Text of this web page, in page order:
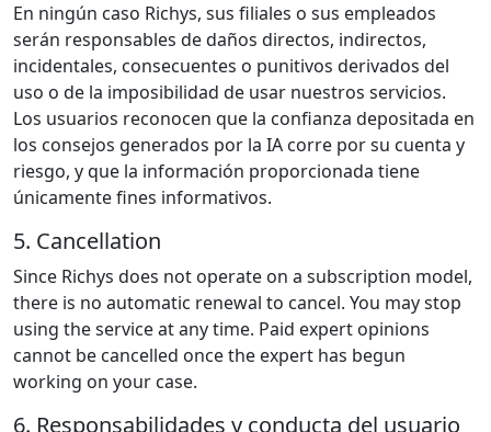
En ningún caso Richys, sus filiales o sus empleados
serán responsables de daños directos, indirectos,
incidentales, consecuentes o punitivos derivados del
uso o de la imposibilidad de usar nuestros servicios.
Los usuarios reconocen que la confianza depositada en
los consejos generados por la IA corre por su cuenta y
riesgo, y que la información proporcionada tiene
únicamente fines informativos.
5. Cancellation
Since Richys does not operate on a subscription model,
there is no automatic renewal to cancel. You may stop
using the service at any time. Paid expert opinions
cannot be cancelled once the expert has begun
working on your case.
6. Responsabilidades y conducta del usuario